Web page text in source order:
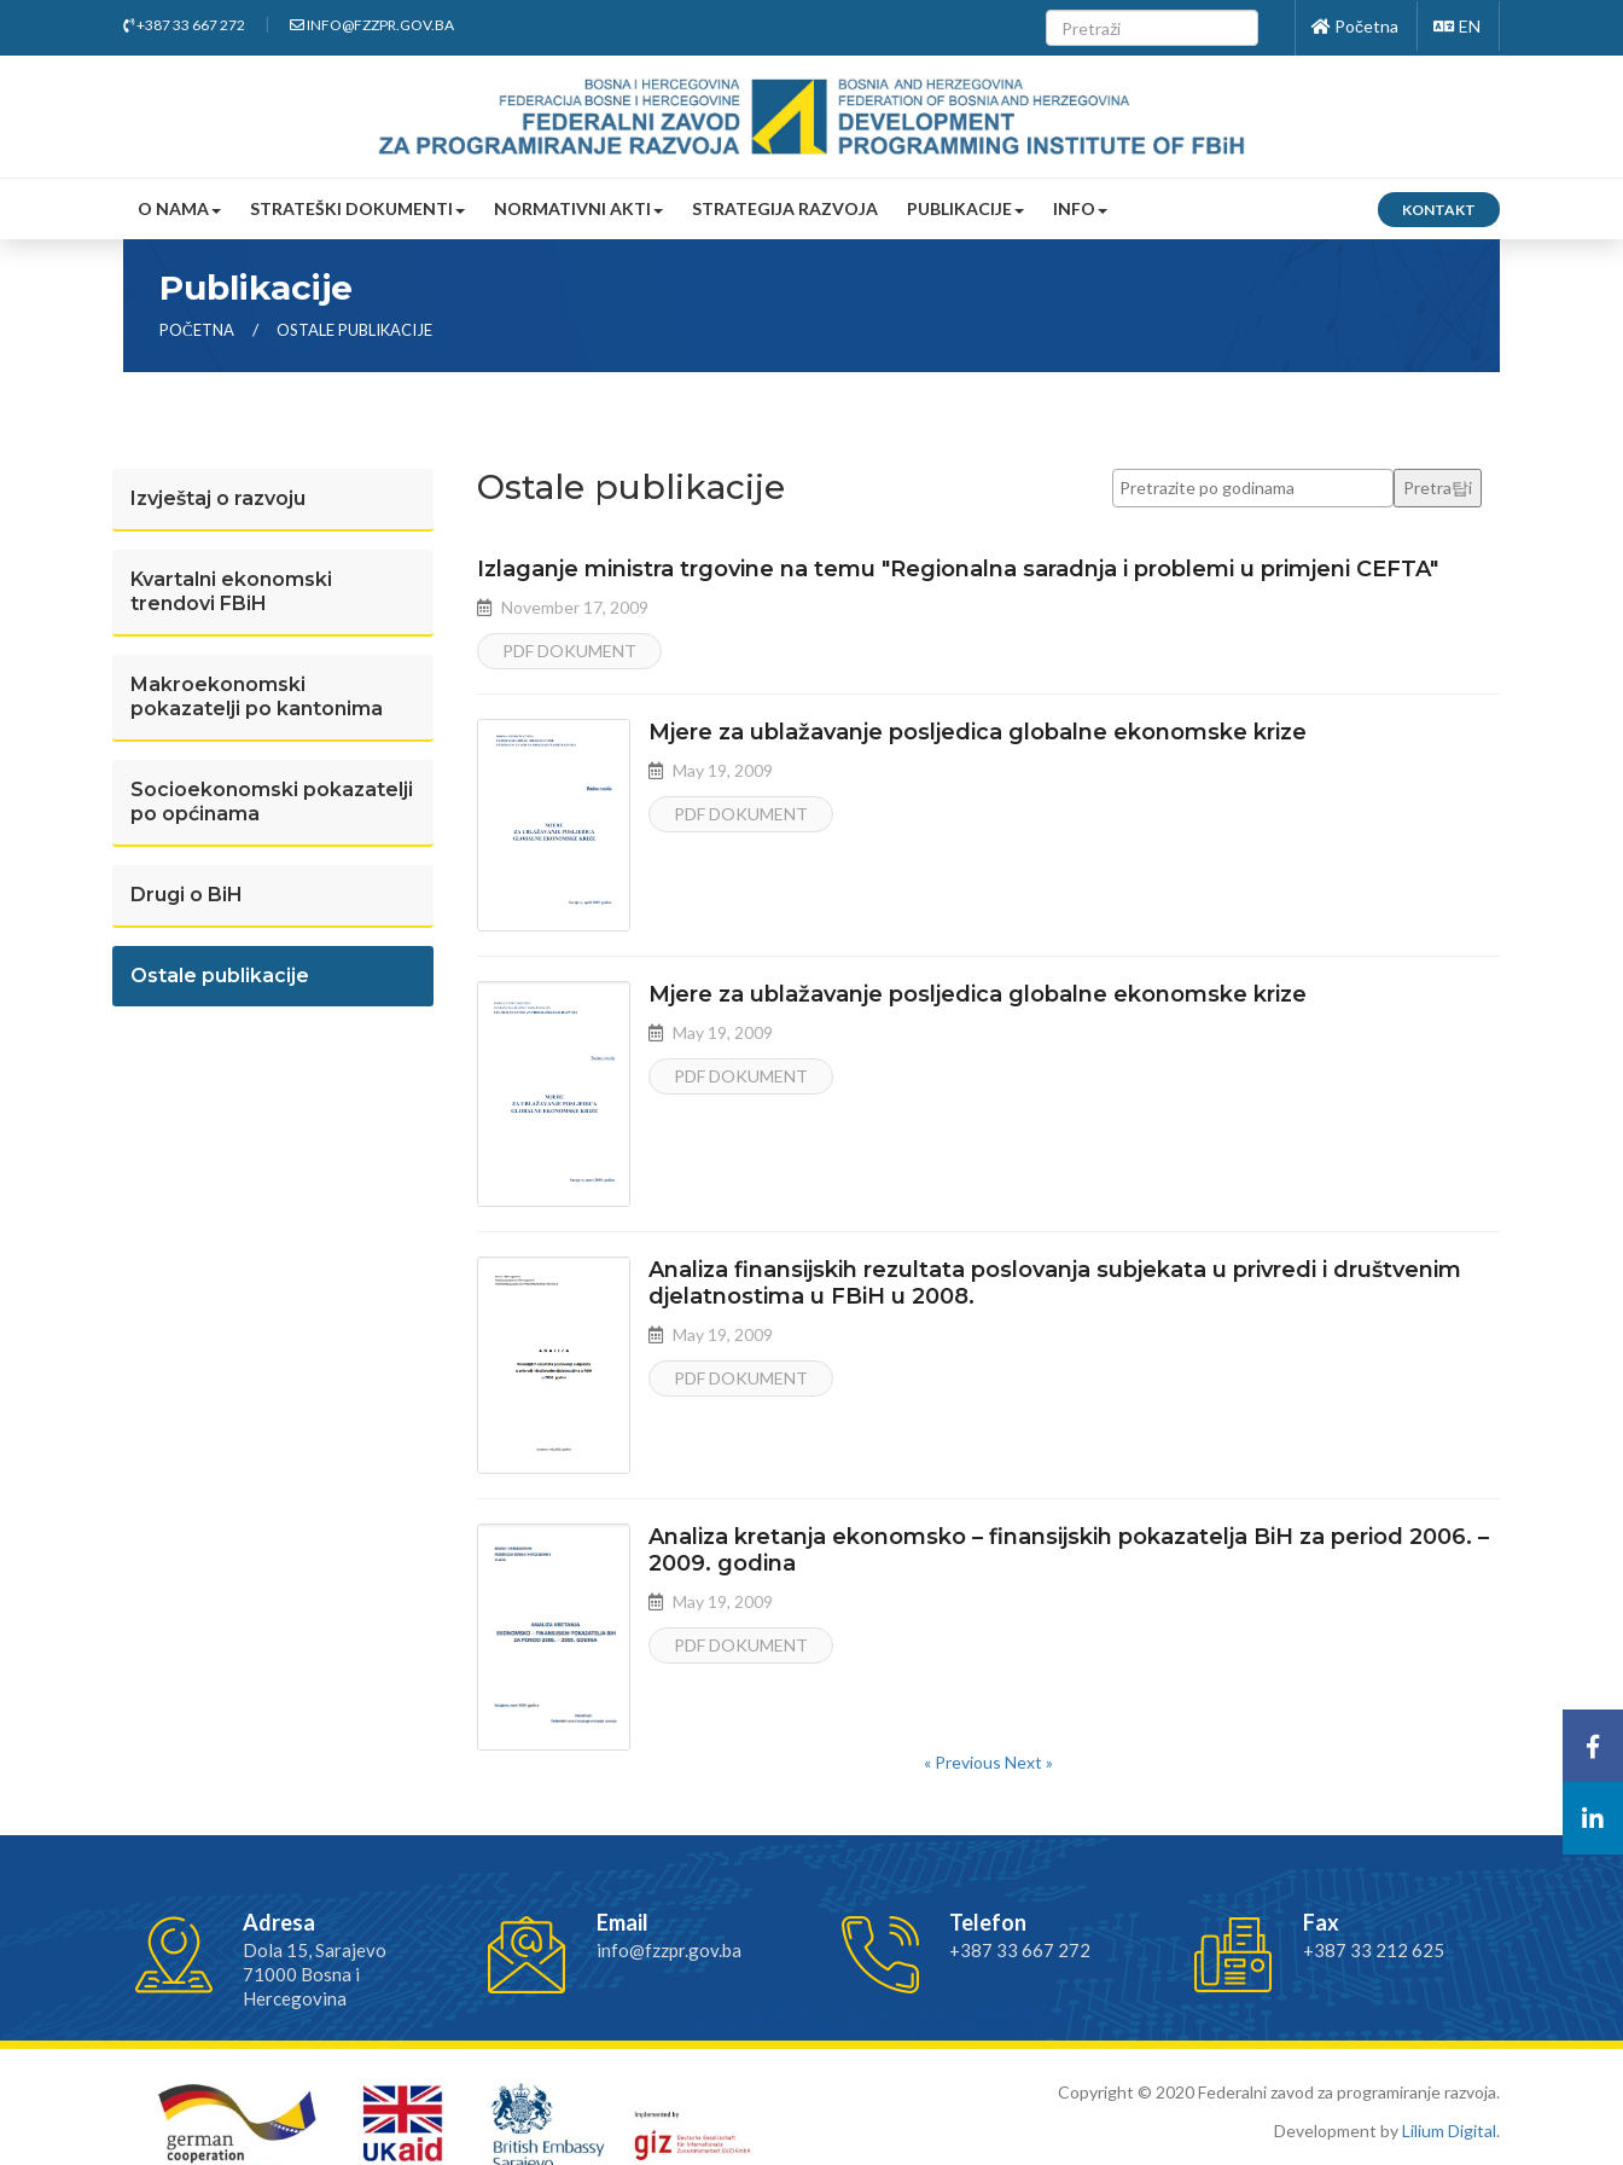
+387 33 667 272 INFO@FZZPR.GOV.BA Početna EN
O NAMA STRATEŠKI DOKUMENTI NORMATIVNI AKTI STRATEGIJA RAZVOJA PUBLIKACIJE INFO KONTAKT
Publikacije
POČETNA OSTALE PUBLIKACIJE
Izvještaj o razvoju
Kvartalni ekonomski
trendovi FBiH
Makroekonomski
pokazatelji po kantonima
Socioekonomski pokazatelji
po općinama
Drugi o BiH
Ostale publikacije
Ostale publikacije
Izlaganje ministra trgovine na temu "Regionalna saradnja i problemi u primjeni CEFTA"
November 17, 2009
PDF DOKUMENT
Mjere za ublažavanje posljedica globalne ekonomske krize
May 19, 2009
PDF DOKUMENT
Mjere za ublažavanje posljedica globalne ekonomske krize
May 19, 2009
PDF DOKUMENT
Analiza finansijskih rezultata poslovanja subjekata u privredi i društvenim
djelatnostima u FBiH u 2008.
May 19, 2009
PDF DOKUMENT
Analiza kretanja ekonomsko – finansijskih pokazatelja BiH za period 2006. –
2009. godina
May 19, 2009
PDF DOKUMENT
« Previous Next »
Adresa
Dola 15, Sarajevo
71000 Bosna i
Hercegovina
Email
info@fzzpr.gov.ba
Telefon
+387 33 667 272
Fax
+387 33 212 625
Copyright © 2020 Federalni zavod za programiranje razvoja.
Development byLilium Digital.